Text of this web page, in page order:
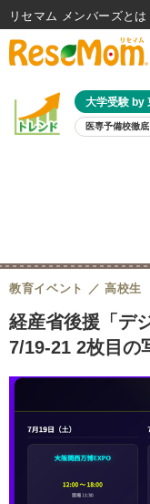
大学受験 by
医専予備校徹
経産省後援「デ
7/19-21 2枚目の
教育イベント 高校生
リセマム メンバーズ